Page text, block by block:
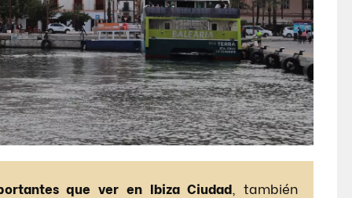
que ver en Ibiza Ciudad, también